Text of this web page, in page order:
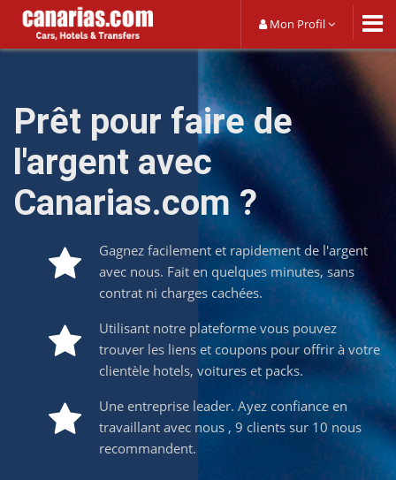
Mon Profil
Prêt pour faire de
l'argent avec
Canarias.com ?
Gagnez facilement et rapidement de l'argent
avec nous. Fait en quelques minutes, sans
contrat ni charges cachées.
Utilisant notre plateforme vous pouvez
trouver les liens et coupons pour offrir à votre
clientèle hotels, voitures et packs.
Une entreprise leader. Ayez confiance en
travaillant avec nous , 9 clients sur 10 nous
recommandent.